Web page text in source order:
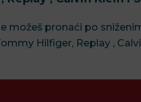
možeš pronaći po
Hilfiger, Replay ,